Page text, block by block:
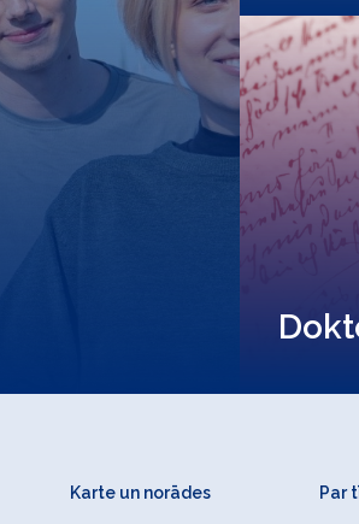
Karte un norādes Par